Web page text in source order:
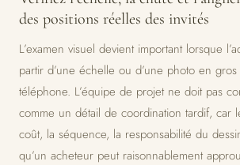
des positions réelles des invités
L’examen visuel devient important lorsque
partir d’une échelle ou d’une photo en gros
téléphone. L’équipe de projet ne doit pas
comme un détail de coordination tardif, car
coût, la séquence, la responsabilité du
qu’un acheteur peut raisonnablement